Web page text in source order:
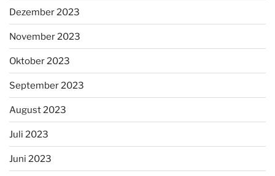
Dezember 2023
November 2023
Oktober 2023
September 2023
August 2023
Juli 2023
Juni 2023